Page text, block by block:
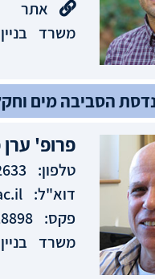
אתר
משרד
הסביבה מים
פרופ' ערן
טלפון:
דוא"ל:
פקס:
משרד